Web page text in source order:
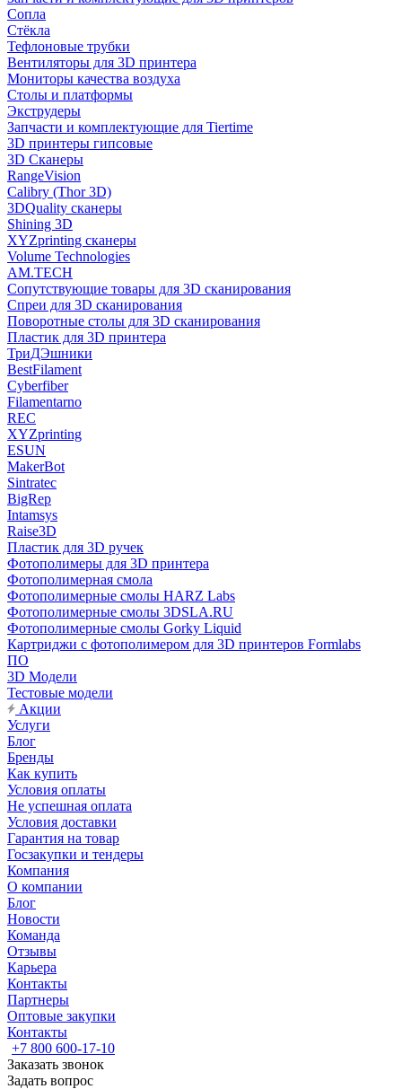
Сопла
Cтёкла
Тефлоновые трубки
Вентиляторы для 3D принтера
Мониторы качества воздуха
Столы и платформы
Экструдеры
Запчасти и комплектующие для Tiertime
3D принтеры гипсовые
3D Сканеры
RangeVision
Calibry (Thor 3D)
3DQuality сканеры
Shining 3D
XYZprinting сканеры
Volume Technologies
AM.TECH
Сопутствующие товары для 3D сканирования
Спреи для 3D сканирования
Поворотные столы для 3D сканирования
Пластик для 3D принтера
ТриДЭшники
BestFilament
Cyberfiber
Filamentarno
REC
XYZprinting
ESUN
MakerBot
Sintratec
BigRep
Intamsys
Raise3D
Пластик для 3D ручек
Фотополимеры для 3D принтера
Фотополимерная смола
Фотополимерные смолы HARZ Labs
Фотополимерные смолы 3DSLA.RU
Фотополимерные смолы Gorky Liquid
Картриджи с фотополимером для 3D принтеров Formlabs
ПО
3D Модели
Тестовые модели
Акции
Услуги
Блог
Бренды
Как купить
Условия оплаты
Не успешная оплата
Условия доставки
Гарантия на товар
Госзакупки и тендеры
Компания
О компании
Блог
Новости
Команда
Отзывы
Карьера
Контакты
Партнеры
Оптовые закупки
Контакты
+7 800 600-17-10
Заказать звонок
Задать вопрос